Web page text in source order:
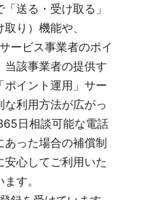
送る・受け取る」
り）機能や、
ービス事業者のポイ
当該事業者の提供す
ポイント運用」サー
な利用方法が広がっ
日相談可能な電話
った場合の補償制
心してご利用いた
す。